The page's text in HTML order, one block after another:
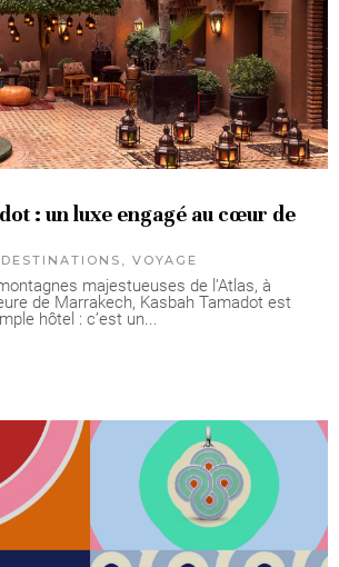
: un luxe engagé au cœur de
DESTINATIONS ,VOYAGE
majestueuses de l’Atlas, à
de Marrakech, Kasbah Tamadot est
hôtel : c’est un...